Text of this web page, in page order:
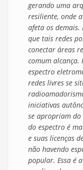
gerando uma
resiliente, onde
afeta os
que tais redes
conectar áreas
comum
espectro
redes livres se
iniciativas
se apropriam
do espectro é
e suas licenças
não havendo
popular. Essa é